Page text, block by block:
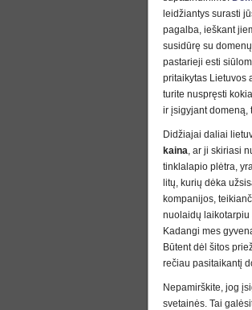
leidžiantys surasti
pagalba, ieškant
susidūrę su
pastarieji esti
pritaikytas Lietuvos
turite nuspręsti
ir įsigyjant domeną,
Didžiajai daliai
kaina , ar ji skiriasi
tinklalapio plėtra,
litų, kurių dėka
kompanijos,
nuolaidų laikotarpiu
Kadangi mes
Būtent dėl šitos
rečiau pasitaikantį
Nepamirškite, jog
svetainės. Tai